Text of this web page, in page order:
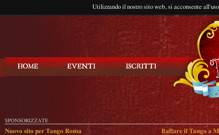
Utilizzando il nostro sito web, si acconsente
SPONSORIZZATE
Nuovo sito per Tango Roma Ballare il Tango a